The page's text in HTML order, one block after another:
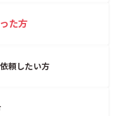
た方
頼したい方